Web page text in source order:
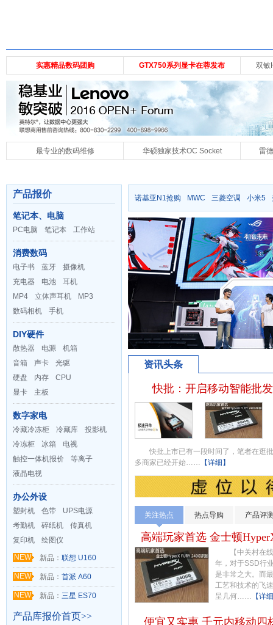
实惠精品数码团购 GTX750系列显卡在蓉发布 双敏
最专业的数码维修 华硕独家技术OC Socket 雷
产品报价
笔记本、电脑
PC电脑 笔记本 工作站
消费数码
电子书 蓝牙
摄像机
充电器
电池
耳机
MP4
立体声耳机
MP3
数码相机
手机
DIY硬件
散热器 电源
机箱
音箱
声卡
光驱
硬盘
内存
CPU
显卡
主板
数字家电
冷藏冷冻柜 冷藏库
投影机
冷冻柜
冰箱
电视
触控一体机报价
等离子
液晶电视
办公外设
塑封机 色带
UPS电源
考勤机
碎纸机
传真机
复印机
绘图仪
新品： 联想 U160
NEW
新品： 首派 A60
NEW
新品： 三星 ES70
NEW
产品库报价首页>>
诺基亚N1抢购 MWC 三菱空调 小米5
资讯头条
快批：开启移动智能批
快批上市已有一段时间了，笔者在逛批
多商家已经开始…… 【详细】
关注热点 热点导购 产品评
高端玩家首选 金士顿
【中关村在线
年，对于SSD行
是非常之大。而
工艺和技术的飞
呈几何…… 【详
便宜又实惠 千元内移动四